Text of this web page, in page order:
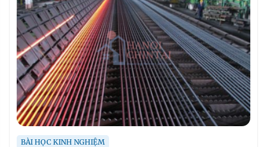
BÀI HỌC KINH NGHIỆM